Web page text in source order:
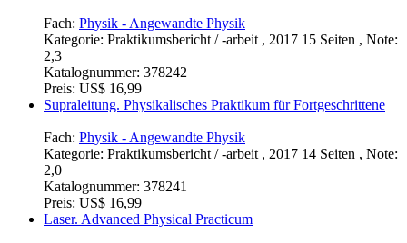
Fach: Physik - Angewandte Physik
Kategorie: Praktikumsbericht / -arbeit , 2017 15 Seiten , Note:
2,3
Katalognummer: 378242
Preis: US$ 16,99
Supraleitung. Physikalisches Praktikum für Fortgeschrittene
Fach: Physik - Angewandte Physik
Kategorie: Praktikumsbericht / -arbeit , 2017 14 Seiten , Note:
2,0
Katalognummer: 378241
Preis: US$ 16,99
Laser. Advanced Physical Practicum